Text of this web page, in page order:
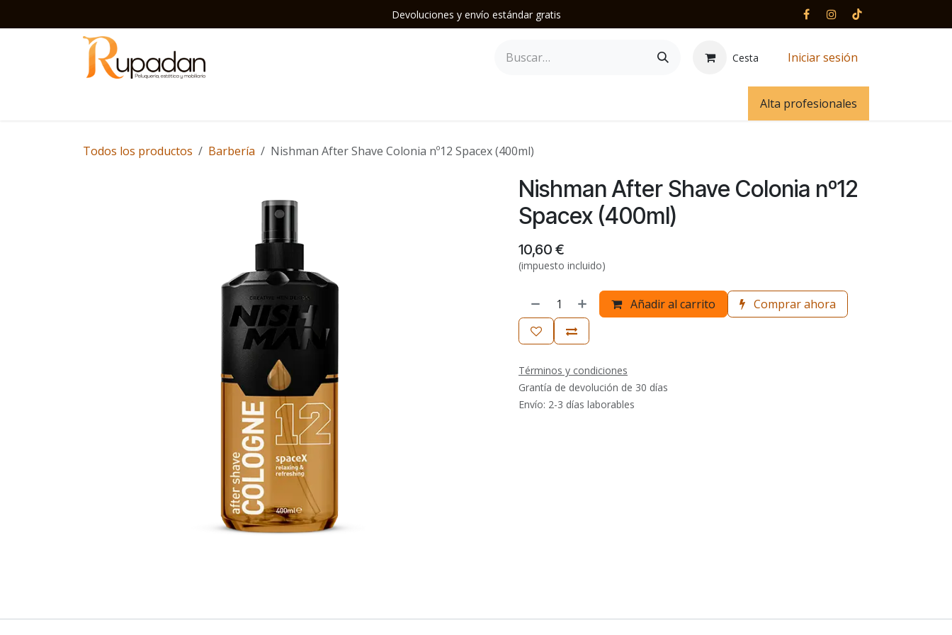
Devoluciones y envío estándar gratis
Cesta Iniciar sesión
Alta profesionales
Todos los productos Barbería Nishman After Shave Colonia nº12 Spacex (400ml)
Nishman After Shave Colonia nº12
Spacex (400ml)
10,60 €
(impuesto incluido)
Añadir al carrito Comprar ahora
Términos y condiciones
Grantía de devolución de 30 días
Envío: 2-3 días laborables